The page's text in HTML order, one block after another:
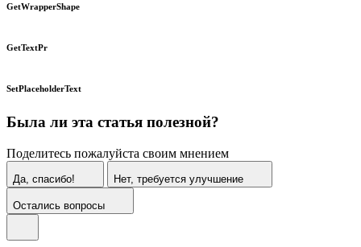
GetWrapperShape
GetTextPr
SetPlaceholderText
Была ли эта статья полезной?
Поделитесь пожалуйста своим мнением
Да, спасибо! Нет, требуется улучшение
Остались вопросы